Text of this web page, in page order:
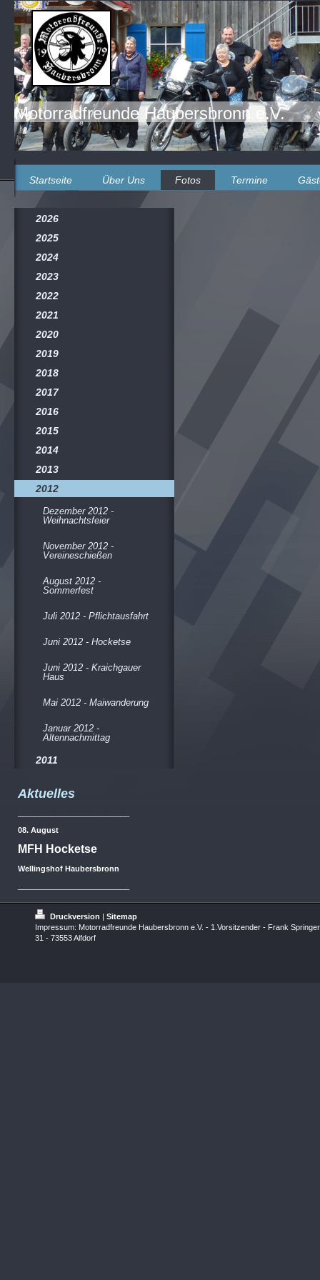
Motorradfreunde Haubersbronn e.V.
Startseite Über Uns Fotos Termine
2026
2025
2024
2023
2022
2021
2020
2019
2018
2017
2016
2015
2014
2013
2012
Dezember 2012 -
Weihnachtsfeier
November 2012 -
Vereineschießen
August 2012 -
Sommerfest
Juli 2012 - Pflichtausfahrt
Juni 2012 - Hocketse
Juni 2012 - Kraichgauer
Haus
Mai 2012 - Maiwanderung
Januar 2012 -
Altennachmittag
2011
Aktuelles
08. August
MFH Hocketse
Wellingshof Haubersbronn
Druckversion | Sitemap
Impressum: Motorradfreunde Haubersbronn e.V. - 1.Vorsitzender - Frank
31 - 73553 Alfdorf